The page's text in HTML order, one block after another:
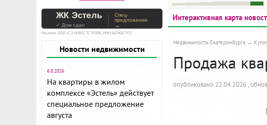
ЖК Эстель
✓ Дом сдан
Спец-
предложение
→
Реклама. ООО «СЗ ИНВЕСТСТРОЙ», ИНН 6678067973
Новости недвижимости
6.8.2026
На квартиры в жилом
комплексе «Эстель» действует
специальное предложение
августа
Интерактивная карта
Недвижимость Екатеринбурга
Продажа
опубликовано 22.04.2026 ,